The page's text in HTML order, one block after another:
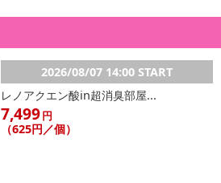
2026/08/07 14:00 START
レノアクエン酸in超消臭部屋...
7,499円
（625円／個）